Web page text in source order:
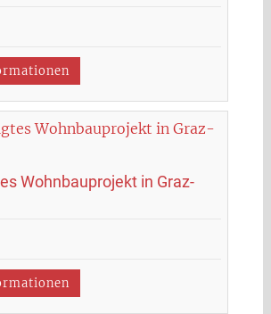
Wohnbauprojekt in Graz-